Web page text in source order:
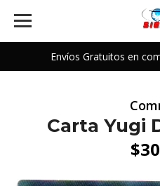
Envíos Gratuitos en
Carta Yugi